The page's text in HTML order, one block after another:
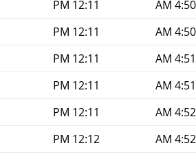
4:50 AM
12:11 PM
4:50 AM
12:11 PM
4:51 AM
12:11 PM
4:51 AM
12:11 PM
4:52 AM
12:11 PM
4:52 AM
12:12 PM